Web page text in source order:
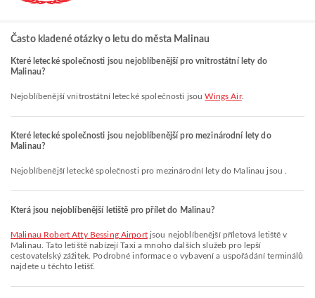
Často kladené otázky o letu do města Malinau
Které letecké společnosti jsou nejoblíbenější pro vnitrostátní lety do
Malinau?
Nejoblíbenější vnitrostátní letecké společnosti jsouWings Air.
Které letecké společnosti jsou nejoblíbenější pro mezinárodní lety do
Malinau?
Nejoblíbenější letecké společnosti pro mezinárodní lety do Malinau jsou .
Která jsou nejoblíbenější letiště pro přílet do Malinau?
Malinau Robert Atty Bessing Airportjsou nejoblíbenější příletová letiště v
Malinau. Tato letiště nabízejí Taxi a mnoho dalších služeb pro lepší
cestovatelský zážitek. Podrobné informace o vybavení a uspořádání terminálů
najdete u těchto letišť.